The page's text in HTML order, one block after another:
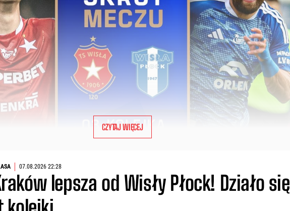
CZYTAJ WIĘCEJ
07.08.2026 22:28
lepsza od Wisły Płock! Działo się